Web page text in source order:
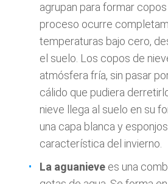
agrupan para formar
proceso ocurre
temperaturas bajo cero,
el suelo. Los copos de
atmósfera fría, sin pasar
cálido que pudiera
nieve llega al suelo en su
una capa blanca y
característica del invierno.
La aguanieve es una